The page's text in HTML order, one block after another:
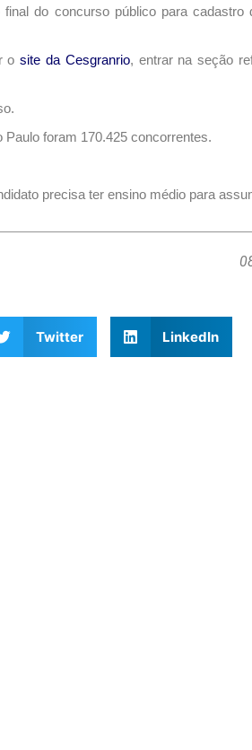
do concurso público para
osite da Cesgranrio, entrar na seção
foram 170.425 concorrentes.
precisa ter ensino médio para
Twitter LinkedIn